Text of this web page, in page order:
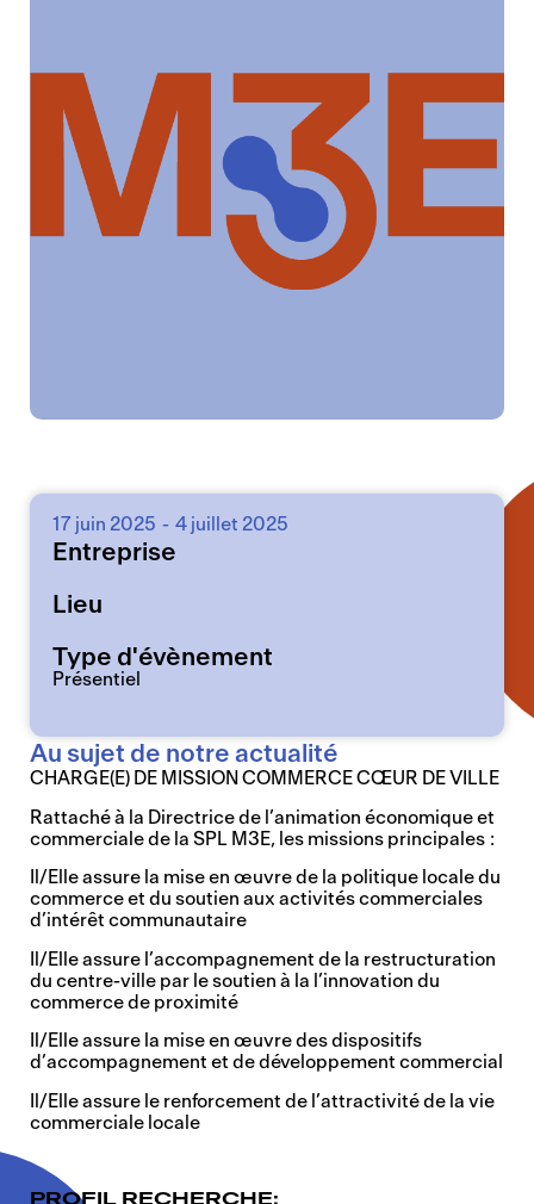
17 juin 2025 - 4 juillet 2025
Entreprise
Lieu
Type d'évènement
Présentiel
Au sujet de notre actualité
CHARGE(E) DE MISSION COMMERCE CŒUR DE VILLE
Rattaché à la Directrice de l’animation économique et
commerciale de la SPL M3E, les missions principales :
Il/Elle assure la mise en œuvre de la politique locale du
commerce et du soutien aux activités commerciales
d’intérêt communautaire
Il/Elle assure l’accompagnement de la restructuration
du centre-ville par le soutien à la l’innovation du
commerce de proximité
Il/Elle assure la mise en œuvre des dispositifs
d’accompagnement et de développement commercial
Il/Elle assure le renforcement de l’attractivité de la vie
commerciale locale